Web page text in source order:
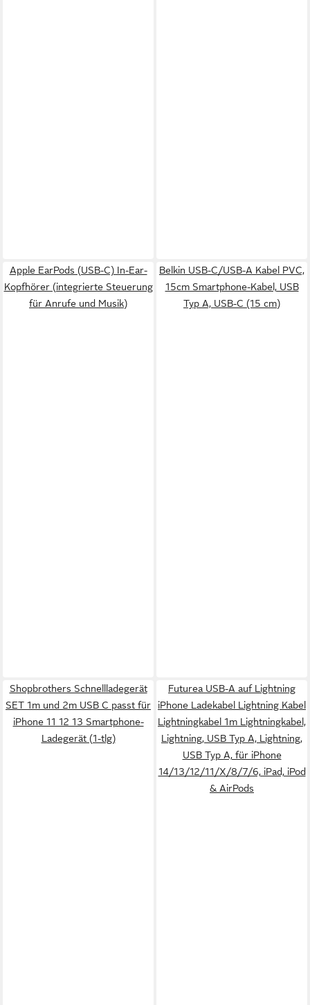
Apple EarPods (USB-C) In-Ear-
Kopfhörer (integrierte Steuerung
für Anrufe und Musik)
Belkin USB-C/USB-A Kabel PVC,
15cm Smartphone-Kabel, USB
Typ A, USB-C (15 cm)
Shopbrothers Schnellladegerät
SET 1m und 2m USB C passt für
iPhone 11 12 13 Smartphone-
Ladegerät (1-tlg)
Futurea USB-A auf Lightning
iPhone Ladekabel Lightning Kabel
Lightningkabel 1m Lightningkabel,
Lightning, USB Typ A, Lightning,
USB Typ A, für iPhone
14/13/12/11/X/8/7/6, iPad, iPod
& AirPods